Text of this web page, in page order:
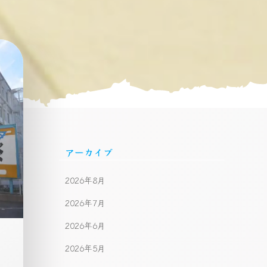
アーカイブ
2026年8月
2026年7月
2026年6月
2026年5月